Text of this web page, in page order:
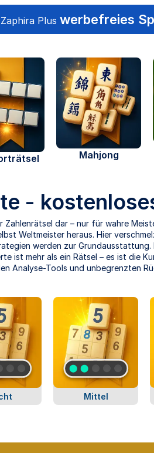
Pluswerbefreies
Mahjong
-
dar – nur für wahre
Weltmeister heraus. Hier
werden zur
ist mehr als ein Rätsel – es ist die
Analyse-Tools und unbegrenzten
Mittel